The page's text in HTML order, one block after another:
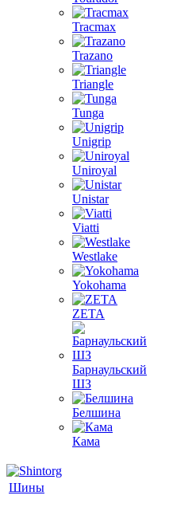
Tracmax
Trazano
Triangle
Tunga
Unigrip
Uniroyal
Unistar
Viatti
Westlake
Yokohama
ZETA
Барнаульский
ШЗ
Белшина
Кама
Шины